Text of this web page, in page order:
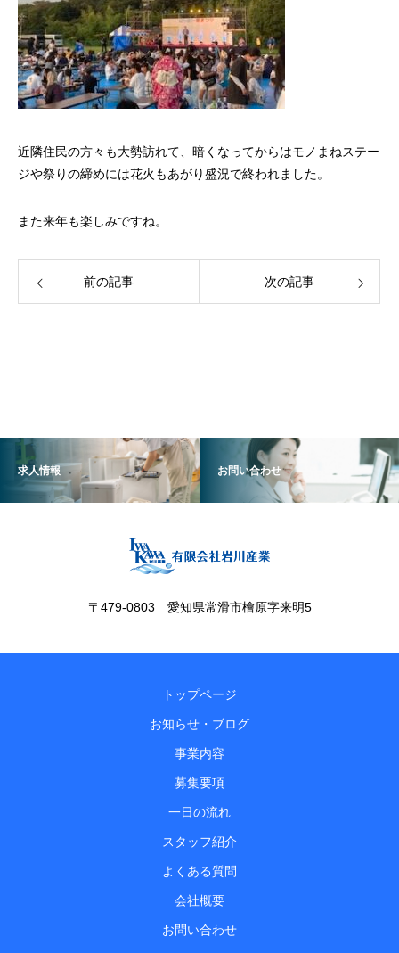
近隣住民の方々も大勢訪れて、暗くなってからはモノまねステー
ジや祭りの締めには花火もあがり盛況で終われました。
また来年も楽しみですね。
前の記事 次の記事
求人情報 お問い合わせ
〒479-0803 愛知県常滑市檜原字来明5
トップページ
お知らせ・ブログ
事業内容
募集要項
一日の流れ
スタッフ紹介
よくある質問
会社概要
お問い合わせ